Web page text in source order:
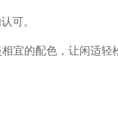
可。
宜的配色，让闲适